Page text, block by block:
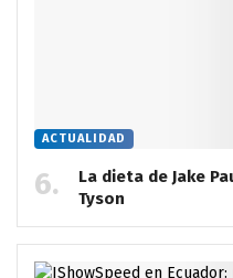
ACTUALIDAD
La dieta de Jake
Tyson